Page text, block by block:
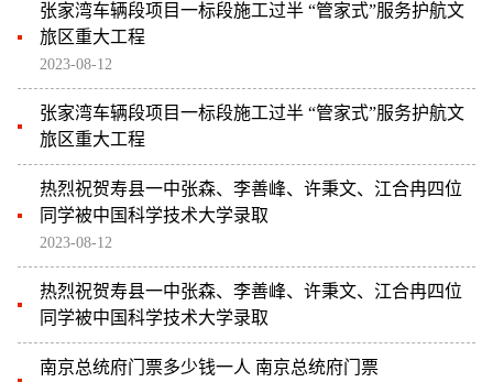
张家湾车辆段项目一标段施工过半 “管家式”服务护航文
旅区重大工程
2023-08-12
张家湾车辆段项目一标段施工过半 “管家式”服务护航文
旅区重大工程
热烈祝贺寿县一中张森、李善峰、许秉文、江合冉四位
同学被中国科学技术大学录取
2023-08-12
热烈祝贺寿县一中张森、李善峰、许秉文、江合冉四位
同学被中国科学技术大学录取
南京总统府门票多少钱一人 南京总统府门票